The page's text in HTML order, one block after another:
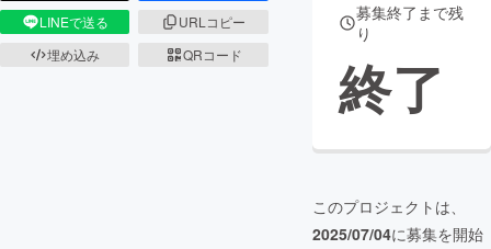
LINEで送る
URLコピー
埋め込み
QRコード
募集終了まで残
り
終了
このプロジェクトは、
2025/07/04に募集を開始